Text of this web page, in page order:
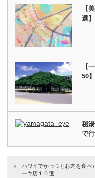
【
選
【
50
秘
で
ハワイでがっつりお肉を食べ
ーキ店１０選